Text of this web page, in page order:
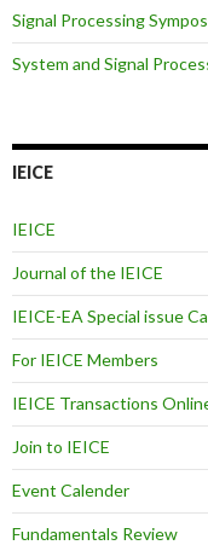
Signal Processing
System and Signal
IEICE
IEICE
Journal of the IEICE
IEICE-EA Special issue
For IEICE Members
IEICE Transactions
Join to IEICE
Event Calender
Fundamentals Review